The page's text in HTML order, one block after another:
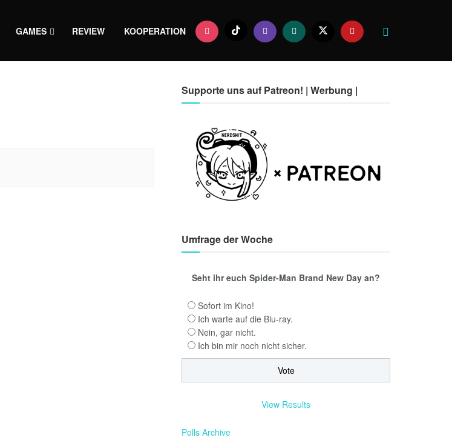
GAMES REVIEW KOOPERATION
Supporte uns auf Patreon! | Werbung |
Umfrage der Woche
Seht ihr euch Spider-Man Brand New Day an?
Sofort im Kino!
Ich warte auf die Blu-ray.
Nein, gar nicht.
Ich bin mir noch nicht sicher.
View Results
Polls Archive